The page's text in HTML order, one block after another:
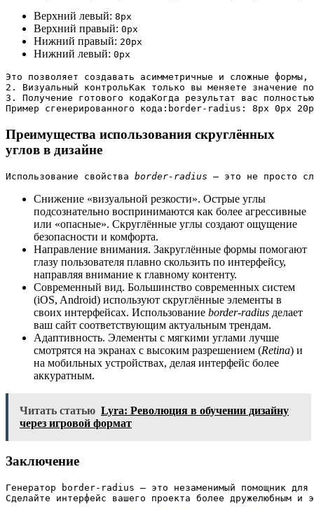
Верхний левый: 8px
Верхний правый: 0px
Нижний правый: 20px
Нижний левый: 0px
Это позволяет создавать асимметричные и сложные
2. Визуальный контрольКак только вы меняете значение
3. Получение готового кодаКогда результат вас
Пример сгенерированного кода: border-radius: 8px 0px
Преимущества использования скруглённых
углов в дизайне
Использование свойства border-radius — это не просто
Снижение «визуальной резкости». Острые углы
подсознательно воспринимаются как более агрессивные
или «опасные». Скруглённые углы создают ощущение
безопасности и комфорта.
Направление внимания. Закруглённые формы помогают
глазу пользователя плавно скользить по интерфейсу,
направляя внимание к главному контенту.
Современный вид. Большинство современных систем
(iOS, Android) используют скруглённые элементы в
своих интерфейсах. Использование border-radius делает
ваш сайт соответствующим актуальным трендам.
Адаптивность. Элементы с мягкими углами лучше
смотрятся на экранах с высоким разрешением (Retina) и
на мобильных устройствах, делая интерфейс более
аккуратным.
Читать статью Lyra: Революция в обучении дизайну
через игровой формат
Заключение
Генератор border-radius — это незаменимый помощник для
Сделайте интерфейс вашего проекта более дружелюбным